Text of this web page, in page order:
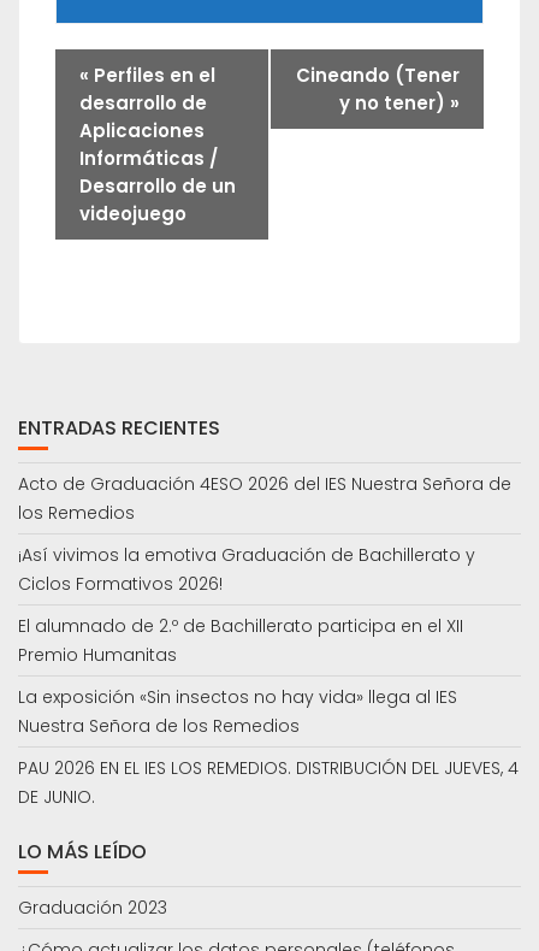
« Perfiles en el
desarrollo de
Aplicaciones
Informáticas /
Desarrollo de un
videojuego
Cineando (Tener
y no tener) »
ENTRADAS RECIENTES
Acto de Graduación 4ESO 2026 del IES Nuestra Señora de
los Remedios
¡Así vivimos la emotiva Graduación de Bachillerato y
Ciclos Formativos 2026!
El alumnado de 2.º de Bachillerato participa en el XII
Premio Humanitas
La exposición «Sin insectos no hay vida» llega al IES
Nuestra Señora de los Remedios
PAU 2026 EN EL IES LOS REMEDIOS. DISTRIBUCIÓN DEL JUEVES, 4
DE JUNIO.
LO MÁS LEÍDO
Graduación 2023